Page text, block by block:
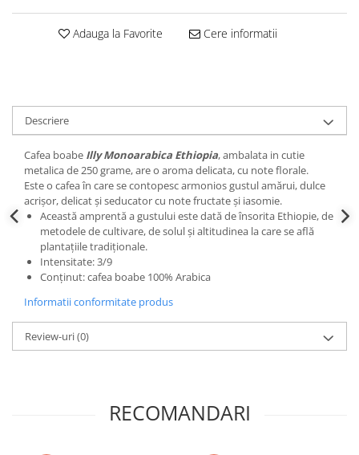
Adauga la Favorite Cere informatii
Descriere
Cafea boabe Illy Monoarabica Ethiopia, ambalata in cutie
metalica de 250 grame, are o aroma delicata, cu note florale.
Este o cafea în care se contopesc armonios gustul amărui, dulce
acrișor, delicat și seducator cu note fructate și iasomie.
Această amprentă a gustului este dată de însorita Ethiopie, de
metodele de cultivare, de solul și altitudinea la care se află
plantațiile tradiționale.
Intensitate: 3/9
Conținut: cafea boabe 100% Arabica
Informatii conformitate produs
Review-uri(0)
RECOMANDARI